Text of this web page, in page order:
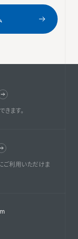
ます。
ご利用いただけま